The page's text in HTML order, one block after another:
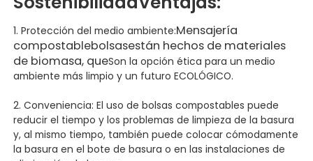
1. Protección del medio ambiente:Mensajería
compostablebolsasestán hechos de materiales
de biomasa, queSon la opción ética para un medio
ambiente más limpio y un futuro ECOLÓGICO.
2. Conveniencia: El uso de bolsas compostables puede
reducir el tiempo y los problemas de limpieza de la basura
y, al mismo tiempo, también puede colocar cómodamente
la basura en el bote de basura o en las instalaciones de